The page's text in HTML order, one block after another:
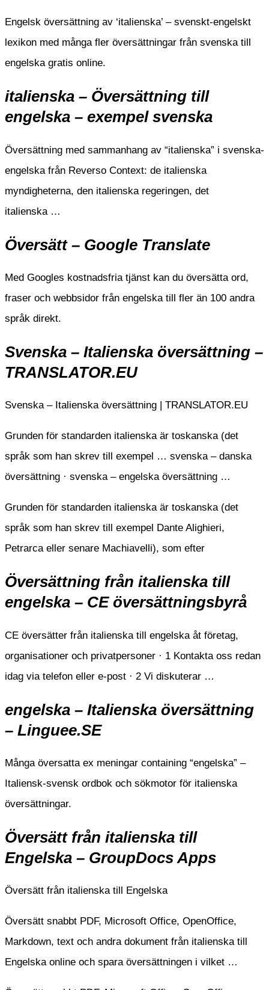
Engelsk översättning av ‘italienska’ – svenskt-engelskt
lexikon med många fler översättningar från svenska till
engelska gratis online.
italienska – Översättning till
engelska – exempel svenska
Översättning med sammanhang av “italienska” i svenska-
engelska från Reverso Context: de italienska
myndigheterna, den italienska regeringen, det
italienska …
Översätt – Google Translate
Med Googles kostnadsfria tjänst kan du översätta ord,
fraser och webbsidor från engelska till fler än 100 andra
språk direkt.
Svenska – Italienska översättning –
TRANSLATOR.EU
Svenska – Italienska översättning | TRANSLATOR.EU
Grunden för standarden italienska är toskanska (det
språk som han skrev till exempel … svenska – danska
översättning · svenska – engelska översättning …
Grunden för standarden italienska är toskanska (det
språk som han skrev till exempel Dante Alighieri,
Petrarca eller senare Machiavelli), som efter
Översättning från italienska till
engelska – CE översättningsbyrå
CE översätter från italienska till engelska åt företag,
organisationer och privatpersoner · 1 Kontakta oss redan
idag via telefon eller e-post · 2 Vi diskuterar …
engelska – Italienska översättning
– Linguee.SE
Många översatta ex meningar containing “engelska” –
Italiensk-svensk ordbok och sökmotor för italienska
översättningar.
Översätt från italienska till
Engelska – GroupDocs Apps
Översätt från italienska till Engelska
Översätt snabbt PDF, Microsoft Office, OpenOffice,
Markdown, text och andra dokument från italienska till
Engelska online och spara översättningen i vilket …